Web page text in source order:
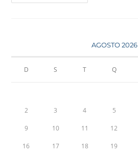
AGOSTO 2026
D S T Q
2 3 4 5
9 10 11 12
16 17 18 19